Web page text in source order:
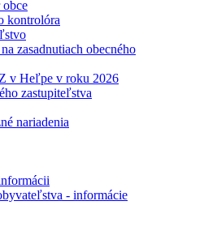
kontrolóra
zasadnutiach obecného
v Heľpe v roku 2026
zastupiteľstva
nariadenia
- informácie